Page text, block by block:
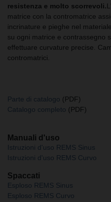
resistenza e molto scorrevoli.
matrice con la contromatrice
incrinature e pieghe nel
su ogni matrice e contrassegno
effettuare curvature precise.
contromatrici.
Parte di catalogo (PDF)
Catalogo completo (PDF)
Manuali d'uso
Istruzioni d'uso REMS Sinus
Istruzioni d'uso REMS Curvo
Spaccati
Esploso REMS Sinus
Esploso REMS Curvo